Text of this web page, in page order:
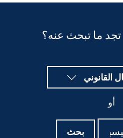
ما تبحث عنه؟
القانوني
أو
بحث